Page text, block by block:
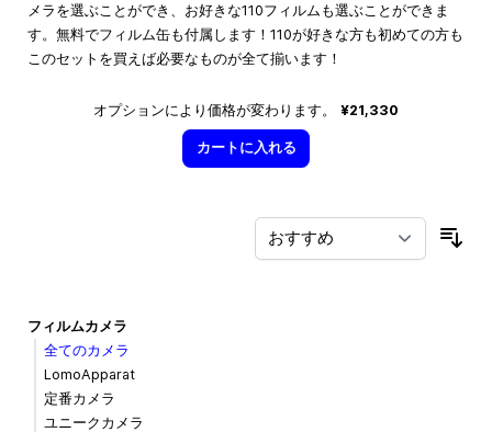
メラを選ぶことができ、お好きな110フィルムも選ぶことができま
す。無料でフィルム缶も付属します！110が好きな方も初めての方も
このセットを買えば必要なものが全て揃います！
オプションにより価格が変わります。 ¥21,330
カートに入れる
フィルムカメラ
全てのカメラ
LomoApparat
定番カメラ
ユニークカメラ